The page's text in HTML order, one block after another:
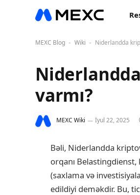
MEXC Blog - Wiki - Niderlandda
varmı?
MEXC Wiki İyul 22, 2025
Bəli, Niderlandda
orqanı
(saxlama və
edildiyi deməkdir. Bu,